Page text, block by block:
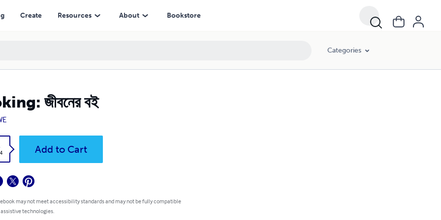
Create Resources About Bookstore
Categories
জীবনের বই
Add to Cart
may not meet accessibility standards and may not be fully compatible
technologies.